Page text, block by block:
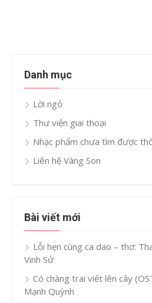
Danh mục
Lời ngỏ
Thư viện giai thoại
Nhạc phẩm chưa tìm được
Liên hệ Vàng Son
Bài viết mới
Lỗi hẹn cùng ca dao – thơ:
Vinh Sử
Có chàng trai viết lên cây
Mạnh Quỳnh